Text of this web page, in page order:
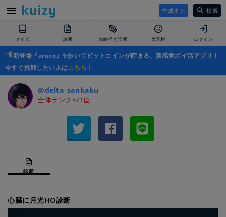
作成する 検索
クイズ 診断 お絵描き診断 大喜利 ログイン
新登場『aruco』✨歩いてビットコインが貯まる、新感覚ポイ活アプリ！
今すぐ挑戦したい人はこちら ！
@delta_sankaku
全体ランク571位
診断
心臓に月光HO診断